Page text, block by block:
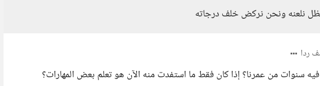
نلعنه ونحن نركض خلف درجاته
ردا
سنوات من عمرنا؟ إذا كان فقط ما استفدت منه الآن هو تعلم بعض المهارات؟